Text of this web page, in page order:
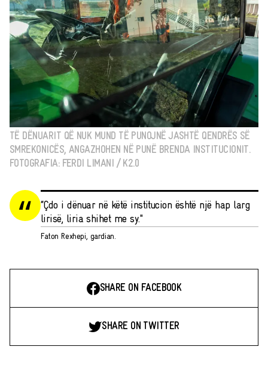
TË DËNUARIT QË NUK MUND TË PUNOJNË JASHTË QENDRËS SË
SMREKONICËS, ANGAZHOHEN NË PUNË BRENDA INSTITUCIONIT.
FOTOGRAFIA: FERDI LIMANI / K2.0
“Çdo i dënuar në këtë institucion është një hap larg
lirisë, liria shihet me sy."
Faton Rexhepi, gardian.
SHARE ON FACEBOOK
SHARE ON TWITTER